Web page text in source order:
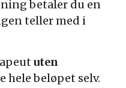
betaler du en
teller med i
uten
hele beløpet selv.